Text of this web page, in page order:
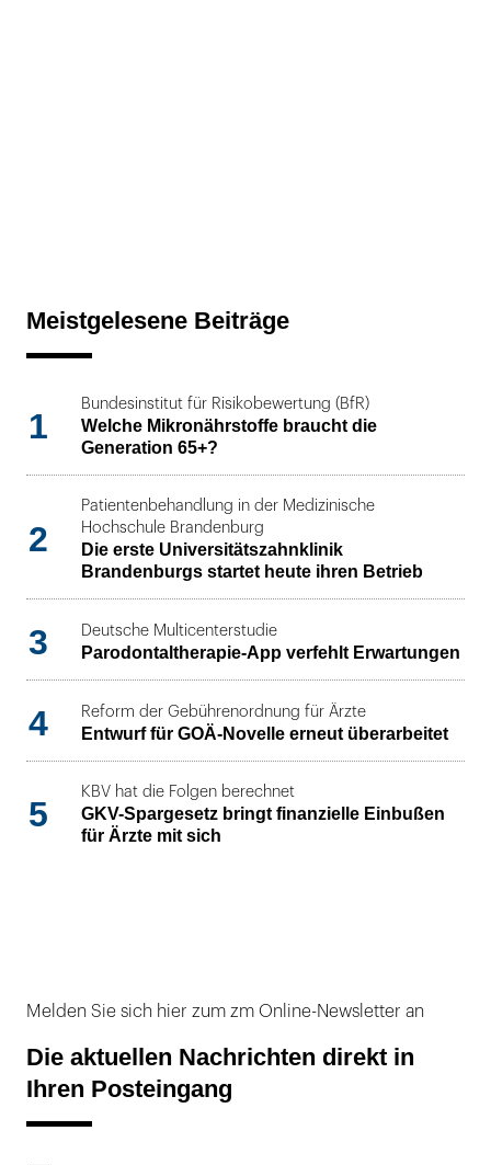
Meistgelesene Beiträge
1
Bundesinstitut für Risikobewertung (BfR)
Welche Mikronährstoffe braucht die
Generation 65+?
2
Patientenbehandlung in der Medizinische
Hochschule Brandenburg
Die erste Universitätszahnklinik
Brandenburgs startet heute ihren Betrieb
3 Deutsche Multicenterstudie
Parodontaltherapie-App verfehlt Erwartungen
4 Reform der Gebührenordnung für Ärzte
Entwurf für GOÄ-Novelle erneut überarbeitet
5
KBV hat die Folgen berechnet
GKV-Spargesetz bringt finanzielle Einbußen
für Ärzte mit sich
Melden Sie sich hier zum zm Online-Newsletter an
Die aktuellen Nachrichten direkt in
Ihren Posteingang